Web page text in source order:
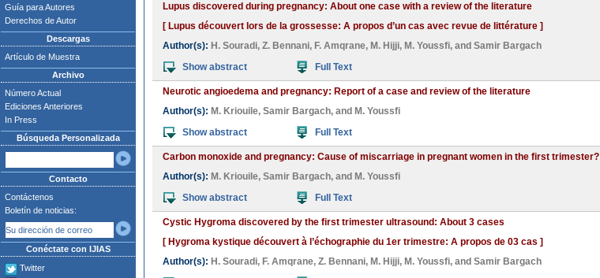
Guía para Autores
Derechos de Autor
Descargas
Artículo de Muestra
Archivo
Número Actual
Ediciones Anteriores
In Press
Búsqueda Personalizada
Contacto
Contáctenos
Boletín de noticias:
Conéctate con IJIAS
Twitter
Lupus discovered during pregnancy: About one case with a review of the literature
[ Lupus découvert lors de la grossesse: A propos d’un cas avec revue de littérature ]
Author(s): H. Souradi, Z. Bennani, F. Amqrane, M. Hijji, M. Youssfi, and Samir Bargach
Show abstract
Full Text
Neurotic angioedema and pregnancy: Report of a case and review of the literature
Author(s): M. Kriouile, Samir Bargach, and M. Youssfi
Show abstract
Full Text
Carbon monoxide and pregnancy: Cause of miscarriage in pregnant women in the first trimester?
Author(s): M. Kriouile, Samir Bargach, and M. Youssfi
Show abstract
Full Text
Cystic Hygroma discovered by the first trimester ultrasound: About 3 cases
[ Hygroma kystique découvert à l’échographie du 1er trimestre: A propos de 03 cas ]
Author(s): H. Souradi, F. Amqrane, Z. Bennani, M. Hijji, M. Youssfi, and Samir Bargach